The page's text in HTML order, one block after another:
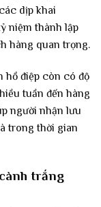
dịp khai
niệm thành lập
hàng quan trọng.
hồ điệp còn có độ
tuần đến hàng
người nhận lưu
trong thời gian
trắng